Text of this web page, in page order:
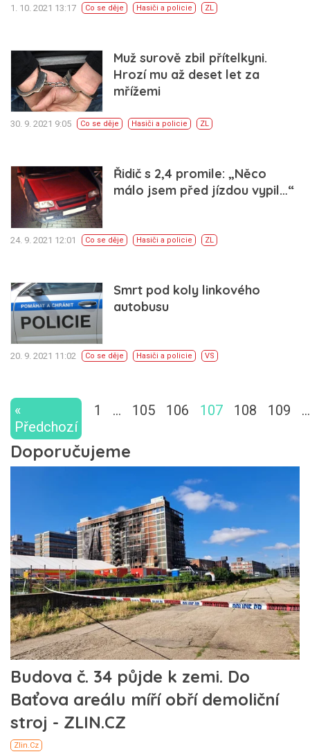
1. 10. 2021 13:17 Co se děje Hasiči a policie ZL
Muž surově zbil přítelkyni.
Hrozí mu až deset let za
mřížemi
30. 9. 2021 9:05 Co se děje Hasiči a policie ZL
Řidič s 2,4 promile: „Něco
málo jsem před jízdou vypil…“
24. 9. 2021 12:01 Co se děje Hasiči a policie ZL
Smrt pod koly linkového
autobusu
20. 9. 2021 11:02 Co se děje Hasiči a policie VS
«
Předchozí
1 … 105 106 107 108 109 …